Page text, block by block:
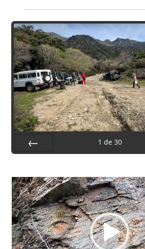
1 de 30
Lecteur
vidéo